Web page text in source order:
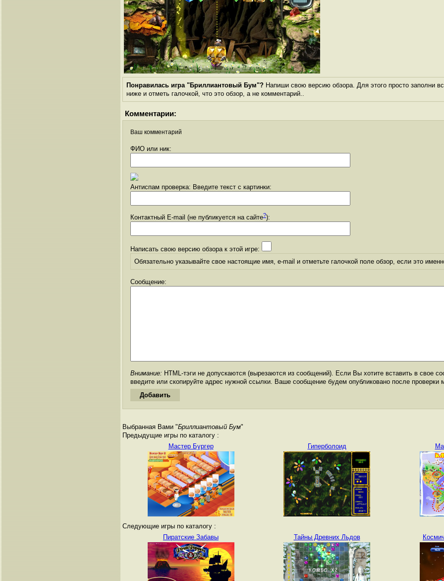
Понравилась игра "Бриллиантовый Бум"? Напиши свою версию обзора. Для этого просто заполни
ниже и отметь галочкой, что это обзор, а не комментарий..
Комментарии:
Ваш комментарий
ФИО или ник:
Антиспам проверка: Введите текст с картинки:
Контактный E-mail (не публикуется на сайте?):
Написать свою версию обзора к этой игре:
Обязательно указывайте свое настоящие имя, e-mail и отметьте галочкой поле обзор, если это
Сообщение:
Внимание: HTML-тэги не допускаются (вырезаются из сообщений). Если Вы хотите вставить в свое
введите или скопируйте адрес нужной ссылки. Ваше сообщение будем опубликовано после проверки
Выбранная Вами "Бриллиантовый Бум"
Предыдущие игры по каталогу :
Мастер Бургер
Гиперболоид
Следующие игры по каталогу :
Пиратские Забавы
Тайны Древних Льдов